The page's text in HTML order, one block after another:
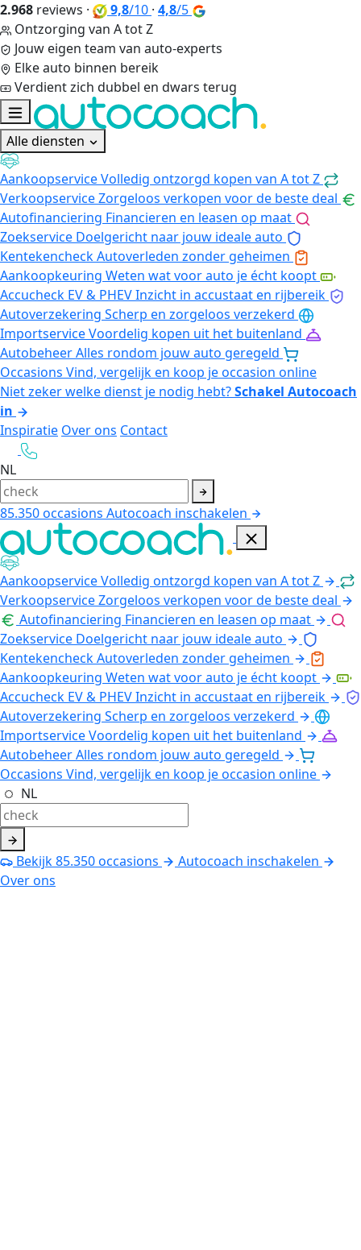
2.968 reviews · 9,8/10 · 4,8/5
Ontzorging van A tot Z
Jouw eigen team van auto-experts
Elke auto binnen bereik
Verdient zich dubbel en dwars terug
Alle diensten
AankoopserviceVolledig ontzorgd kopen van A tot Z
VerkoopserviceZorgeloos verkopen voor de beste deal
Autofinanciering Financieren en leasen op maat
Zoekservice Doelgericht naar jouw ideale auto
KentekencheckAutoverleden zonder geheimen
Aankoopkeuring Weten wat voor auto je écht koopt
Accucheck EV & PHEVInzicht in accustaat en rijbereik
Autoverzekering Scherp en zorgeloos verzekerd
ImportserviceVoordelig kopen uit het buitenland
AutobeheerAlles rondom jouw auto geregeld
Occasions Vind, vergelijk en koop je occasion online
Niet zeker welke dienst je nodig hebt?Schakel Autocoach
in
Inspiratie Over ons Contact
NL
85.350occasions Autocoach inschakelen
AankoopserviceVolledig ontzorgd kopen van A tot Z
VerkoopserviceZorgeloos verkopen voor de beste deal
Autofinanciering Financieren en leasen op maat
Zoekservice Doelgericht naar jouw ideale auto
KentekencheckAutoverleden zonder geheimen
Aankoopkeuring Weten wat voor auto je écht koopt
Accucheck EV & PHEVInzicht in accustaat en rijbereik
Autoverzekering Scherp en zorgeloos verzekerd
ImportserviceVoordelig kopen uit het buitenland
AutobeheerAlles rondom jouw auto geregeld
Occasions Vind, vergelijk en koop je occasion online
NL
Bekijk85.350occasions
Autocoach inschakelen
Over ons